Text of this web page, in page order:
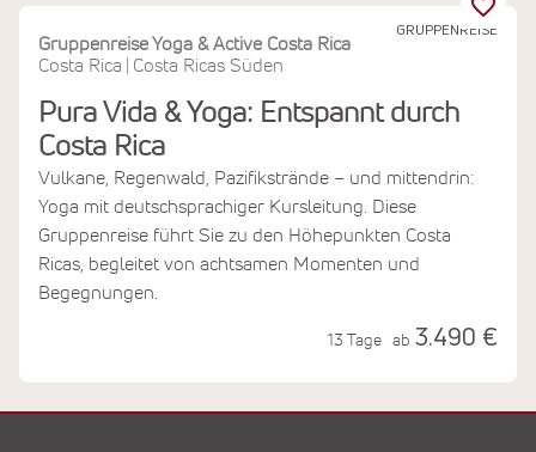
GRUPPENREISE
Gruppenreise Yoga & Active Costa Rica
Costa Rica
Costa Ricas Süden
Pura Vida & Yoga: Entspannt durch
Costa Rica
Vulkane, Regenwald, Pazifikstrände – und mittendrin:
Yoga mit deutschsprachiger Kursleitung. Diese
Gruppenreise führt Sie zu den Höhepunkten Costa
Ricas, begleitet von achtsamen Momenten und
Begegnungen.
13 Tage ab 3.490 €